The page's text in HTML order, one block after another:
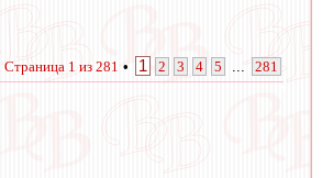
Страница 1 из 281 • 1 2 3 4 5 281